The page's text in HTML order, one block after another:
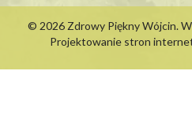
© 2026 Zdrowy Piękny Wójcin.
Projektowanie stron